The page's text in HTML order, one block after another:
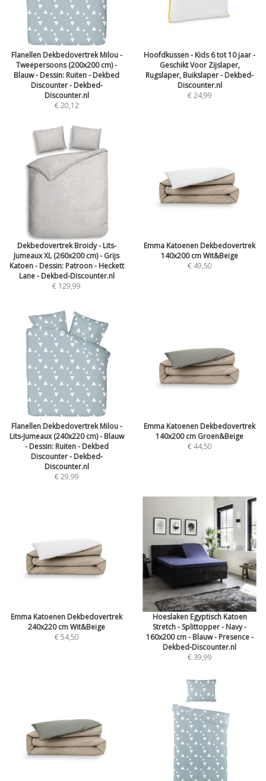
Flanellen Dekbedovertrek Milou -
Tweepersoons (200x200 cm) -
Blauw - Dessin: Ruiten - Dekbed
Discounter - Dekbed-
Discounter.nl
€ 20,12
Hoofdkussen - Kids 6 tot 10 jaar -
Geschikt Voor Zijslaper,
Rugslaper, Buikslaper - Dekbed-
Discounter.nl
€ 24,99
Dekbedovertrek Broidy - Lits-
Jumeaux XL (260x200 cm) - Grijs
Katoen - Dessin: Patroon - Heckett
Lane - Dekbed-Discounter.nl
€ 129,99
Emma Katoenen Dekbedovertrek
140x200 cm Wit&Beige
€ 49,50
Flanellen Dekbedovertrek Milou -
Lits-Jumeaux (240x220 cm) - Blauw
- Dessin: Ruiten - Dekbed
Discounter - Dekbed-
Discounter.nl
€ 29,99
Emma Katoenen Dekbedovertrek
140x200 cm Groen&Beige
€ 44,50
Emma Katoenen Dekbedovertrek
240x220 cm Wit&Beige
€ 54,50
Hoeslaken Egyptisch Katoen
Stretch - Splittopper - Navy -
160x200 cm - Blauw - Presence -
Dekbed-Discounter.nl
€ 39,99